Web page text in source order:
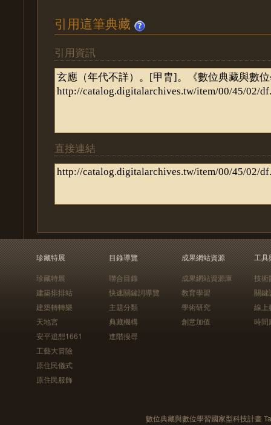
引用這筆典藏
引用資訊
直接連結
珍藏特展
珍藏特展
建築排排站
建築轉轉樂
天地宮
安平追想1661
工藝大冒險
原住民儀式
原住民服飾
目錄導覽
聯合目錄
快速關鍵詞導覽
主題分類
典藏機構
進階搜尋
成果網站資源
成果網站資源庫
教育學習
學術研究
創意加值
工具
技術
關鍵
線上
時間
數位典藏與數位學習國家型科技計畫